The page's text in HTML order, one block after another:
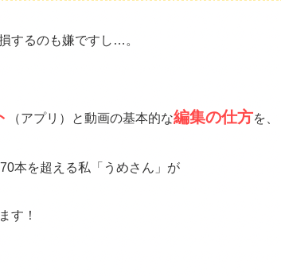
するのも嫌ですし…。
（アプリ）と動画の基本的な編集の仕方を、
本を超える私「うめさん」が
す！